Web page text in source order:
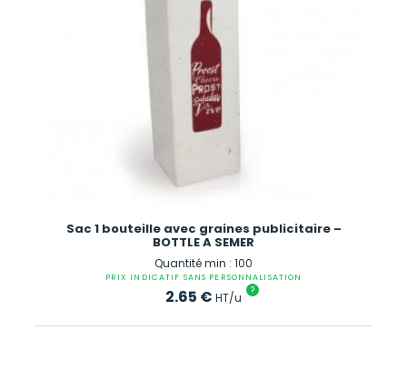
Sac 1 bouteille avec graines publicitaire –
BOTTLE A SEMER
Quantité min : 100
PRIX INDICATIF SANS PERSONNALISATION
2.65 € HT/u ?